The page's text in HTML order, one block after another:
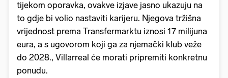
tijekom oporavka, ovakve izjave jasno ukazuju na
to gdje bi volio nastaviti karijeru. Njegova tržišna
vrijednost prema Transfermarktu iznosi 17 milijuna
eura, a s ugovorom koji ga za njemački klub veže
do 2028., Villarreal će morati pripremiti konkretnu
ponudu.